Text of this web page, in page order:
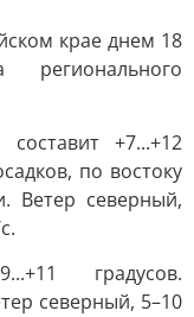
крае днем 18
+7...+12
по востоку
Ветер северный,
градусов.
северный, 5–10